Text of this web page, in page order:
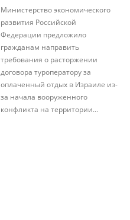
Министерство экономического
развития Российской
Федерации предложило
гражданам направить
требования о расторжении
договора туроператору за
оплаченный отдых в Израиле из-
за начала вооруженного
конфликта на территории...